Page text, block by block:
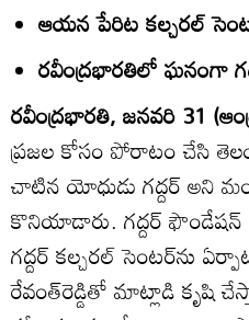
ఆయన పేరిట కల్చరల్‌
రవీంద్రభారతిలో ఘనంగా
రవీంద్రభారతి, జనవరి 31
ప్రజల కోసం పోరాటం చేసి
చాటిన యోధుడు గద్దర్‌ అని
కొనియాడారు. గద్దర్‌
గద్దర్‌ కల్చరల్‌ సెంటర్‌ను
రేవంత్‌రెడ్డితో మాట్లాడి కృషి